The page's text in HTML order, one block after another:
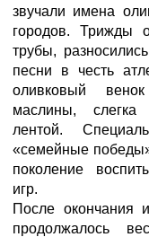
звучали имена
городов. Трижды
трубы,
песни в честь
оливковый
маслины, слегка
лентой.
«семейные
поколение
игр.
После окончания
продолжалось